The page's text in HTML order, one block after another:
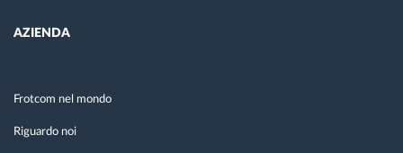
AZIENDA
Frotcom nel mondo
Riguardo noi